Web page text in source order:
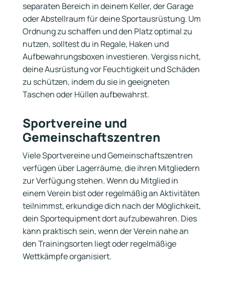
separaten Bereich in deinem Keller, der Garage
oder Abstellraum für deine Sportausrüstung. Um
Ordnung zu schaffen und den Platz optimal zu
nutzen, solltest du in Regale, Haken und
Aufbewahrungsboxen investieren. Vergiss nicht,
deine Ausrüstung vor Feuchtigkeit und Schäden
zu schützen, indem du sie in geeigneten
Taschen oder Hüllen aufbewahrst.
Sportvereine und
Gemeinschaftszentren
Viele Sportvereine und Gemeinschaftszentren
verfügen über Lagerräume, die ihren Mitgliedern
zur Verfügung stehen. Wenn du Mitglied in
einem Verein bist oder regelmäßig an Aktivitäten
teilnimmst, erkundige dich nach der Möglichkeit,
dein Sportequipment dort aufzubewahren. Dies
kann praktisch sein, wenn der Verein nahe an
den Trainingsorten liegt oder regelmäßige
Wettkämpfe organisiert.